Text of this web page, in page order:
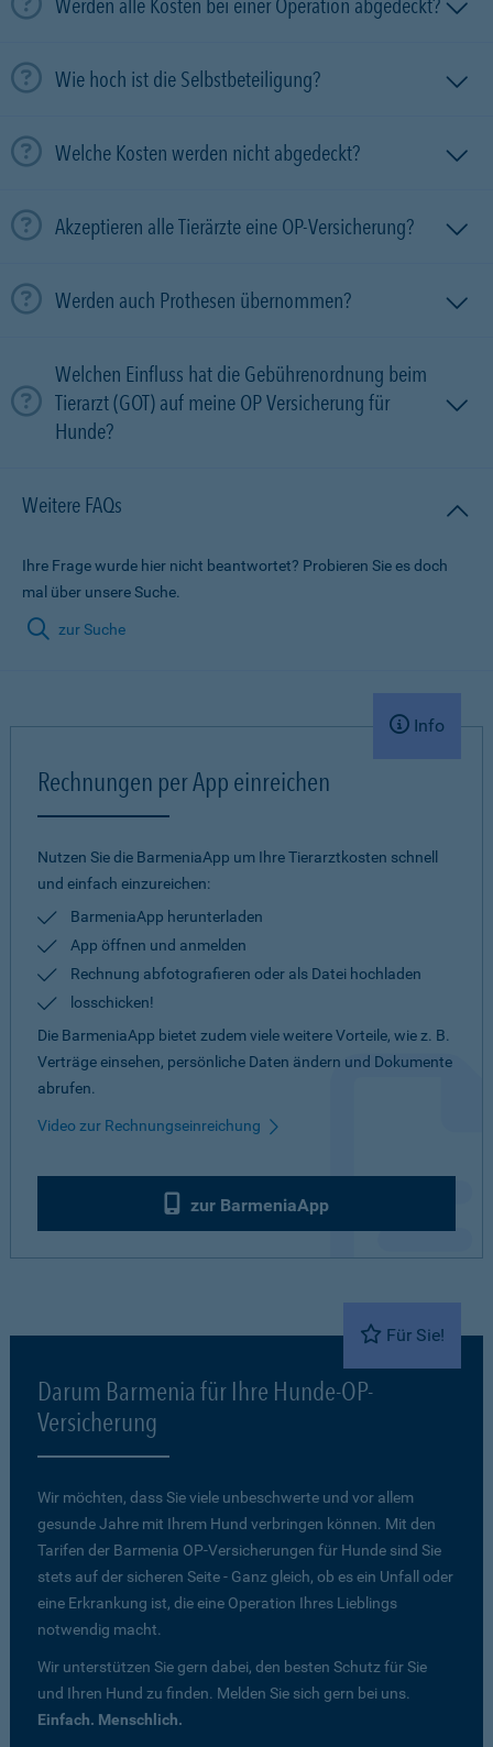
Werden alle Kosten bei einer Operation abgedeckt?
Wie hoch ist die Selbstbeteiligung?
Welche Kosten werden nicht abgedeckt?
Akzeptieren alle Tierärzte eine OP-Versicherung?
Werden auch Prothesen übernommen?
Welchen Einfluss hat die Gebührenordnung beim
Tierarzt (GOT) auf meine OP Versicherung für
Hunde?
Weitere FAQs
Ihre Frage wurde hier nicht beantwortet? Probieren Sie es doch
mal über unsere Suche.
zur Suche
Info
Rechnungen per App einreichen
Nutzen Sie die BarmeniaApp um Ihre Tierarztkosten schnell
und einfach einzureichen:
BarmeniaApp herunterladen
App öffnen und anmelden
Rechnung abfotografieren oder als Datei hochladen
losschicken!
Die BarmeniaApp bietet zudem viele weitere Vorteile, wie z. B.
Verträge einsehen, persönliche Daten ändern und Dokumente
abrufen.
Video zur Rechnungseinreichung
zur BarmeniaApp
Für Sie!
Darum Barmenia für Ihre Hunde-OP-
Versicherung
Wir möchten, dass Sie viele unbeschwerte und vor allem
gesunde Jahre mit Ihrem Hund verbringen können. Mit den
Tarifen der Barmenia OP-Versicherungen für Hunde sind Sie
stets auf der sicheren Seite - Ganz gleich, ob es ein Unfall oder
eine Erkrankung ist, die eine Operation Ihres Lieblings
notwendig macht.
Wir unterstützen Sie gern dabei, den besten Schutz für Sie
und Ihren Hund zu finden. Melden Sie sich gern bei uns.
Einfach. Menschlich.